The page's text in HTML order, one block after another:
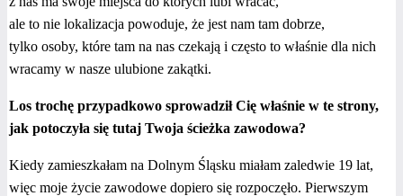
ale to nie lokalizacja powoduje, że jest nam tam dobrze,
tylko osoby, które tam na nas czekają i często to właśnie dla nich
wracamy w nasze ulubione zakątki.
Los trochę przypadkowo sprowadził Cię właśnie w te strony,
jak potoczyła się tutaj Twoja ścieżka zawodowa?
Kiedy zamieszkałam na Dolnym Śląsku miałam zaledwie 19 lat,
więc moje życie zawodowe dopiero się rozpoczęło. Pierwszym